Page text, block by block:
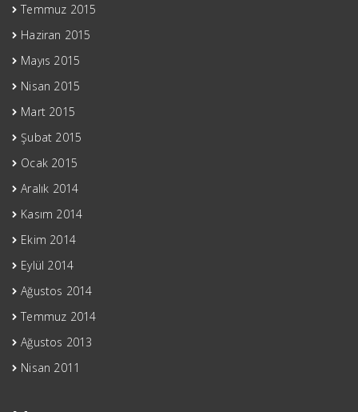
Temmuz 2015
Haziran 2015
Mayıs 2015
Nisan 2015
Mart 2015
Şubat 2015
Ocak 2015
Aralık 2014
Kasım 2014
Ekim 2014
Eylül 2014
Ağustos 2014
Temmuz 2014
Ağustos 2013
Nisan 2011